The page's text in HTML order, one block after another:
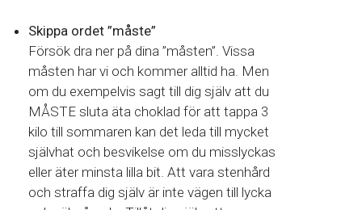
Skippa ordet ”måste”
Försök dra ner på dina ”måsten”. Vissa
måsten har vi och kommer alltid ha. Men
om du exempelvis sagt till dig själv att du
MÅSTE sluta äta choklad för att tappa 3
kilo till sommaren kan det leda till mycket
självhat och besvikelse om du misslyckas
eller äter minsta lilla bit. Att vara stenhård
och straffa dig själv är inte vägen till lycka